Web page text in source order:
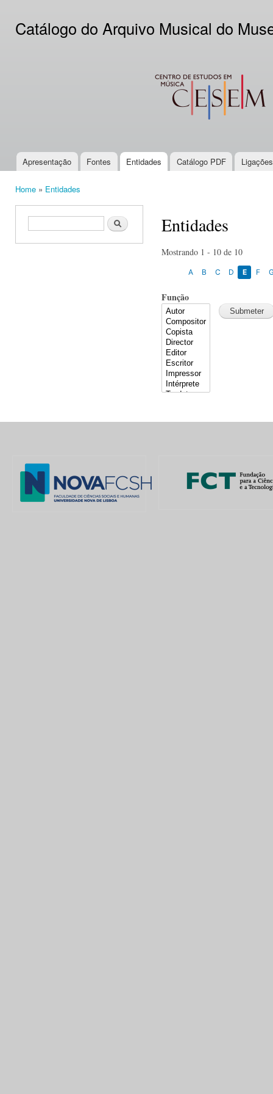
Catálogo do Arquivo Musical do
CESEM
Main menu
Apresentação Fontes Entidades Catálogo PDF
Home » Entidades
Search form Search Entidades
Mostrando 1 - 10 de 10
A B C D E F
Função